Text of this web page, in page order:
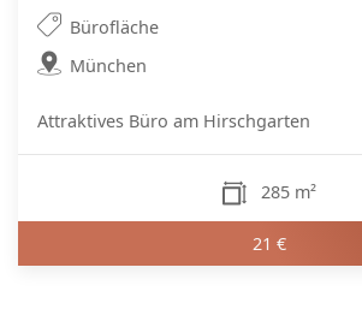
Bürofläche
München
Attraktives Büro am Hirschgarten
285 m²
21 €